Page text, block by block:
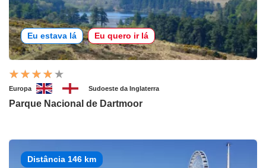
Eu estava lá Eu quero ir lá
Europa Sudoeste da Inglaterra
Parque Nacional de Dartmoor
Distância 146 km